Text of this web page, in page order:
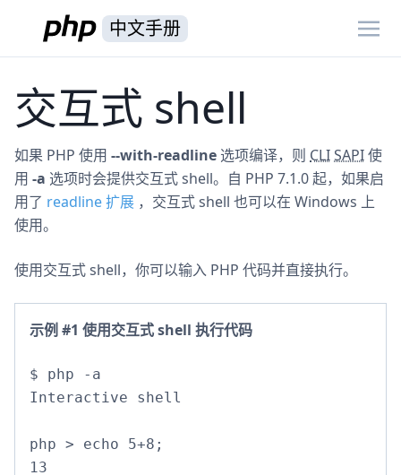
中文手册
交互式 shell
如果 PHP 使用 --with-readline 选项编译，则 CLISAPI使
用 -a 选项时会提供交互式 shell。自 PHP 7.1.0 起，如果启
用了 readline 扩展 ，交互式 shell 也可以在 Windows 上
使用。
使用交互式 shell，你可以输入 PHP 代码并直接执行。
示例 #1 使用交互式 shell 执行代码
$ php -a
Interactive shell
php > echo 5+8;
13